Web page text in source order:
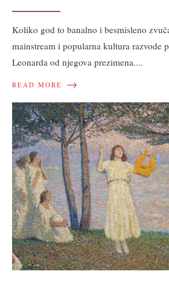
Koliko god to banalno i besmisleno
mainstream i popularna kultura razvode
Leonarda od njegova prezimena....
READ MORE →